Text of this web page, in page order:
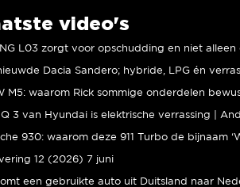
video's
3 van Hyundai is elektrische verrassing |
12 (2026) 7 juni
een gebruikte auto uit Duitsland naar